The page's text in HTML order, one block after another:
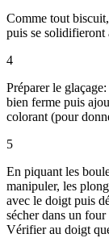
Comme tout
puis se solidifieront
4
Préparer le
bien ferme puis
colorant (pour
5
En piquant les
manipuler, les
avec le doigt puis
sécher dans un
Vérifier au doigt